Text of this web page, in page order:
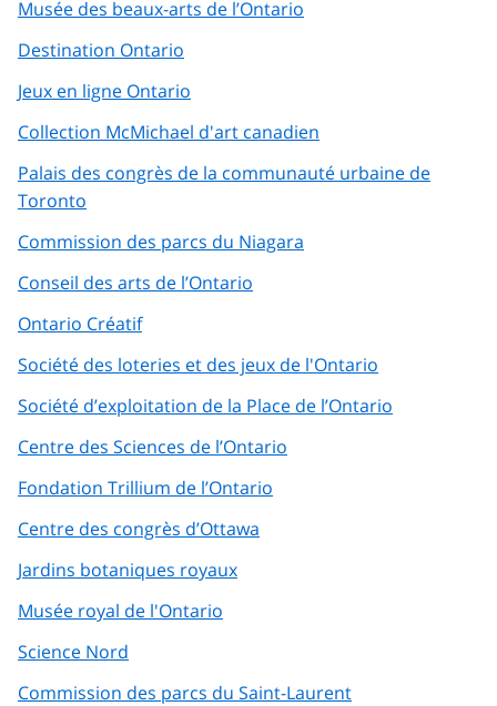
Musée des beaux-arts de l’Ontario
Destination Ontario
Jeux en ligne Ontario
Collection McMichael d'art canadien
Palais des congrès de la communauté urbaine de
Toronto
Commission des parcs du Niagara
Conseil des arts de l’Ontario
Ontario Créatif
Société des loteries et des jeux de l'Ontario
Société d’exploitation de la Place de l’Ontario
Centre des Sciences de l’Ontario
Fondation Trillium de l’Ontario
Centre des congrès d’Ottawa
Jardins botaniques royaux
Musée royal de l'Ontario
Science Nord
Commission des parcs du Saint-Laurent